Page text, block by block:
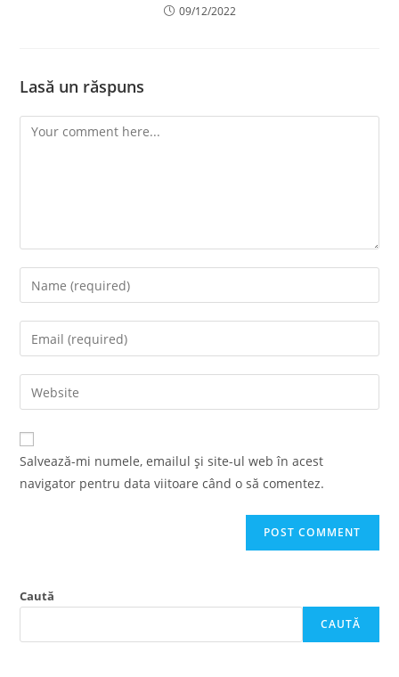
09/12/2022
Lasă un răspuns
Comment
Enter
your
name
comment
Enter
your
email
address
comment
Enter
your
website
URL
Salvează-mi numele, emailul și site-ul web în acest
navigator pentru data viitoare când o să comentez.
Caută
CAUTĂ